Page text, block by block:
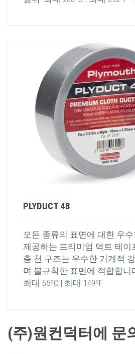
PLYDUCT 48
모든 종류의 표면에 대한 우
제공하는 프리미엄 덕트 테이
층 천 구조는 우수한 기계적
며 불규칙한 표면에 적합합니
최대 65ºC | 최대 149ºF
(주)원컨덕터에 문